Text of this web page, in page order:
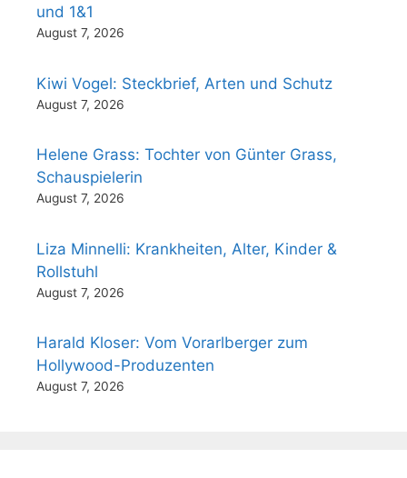
und 1&1
August 7, 2026
Kiwi Vogel: Steckbrief, Arten und Schutz
August 7, 2026
Helene Grass: Tochter von Günter Grass,
Schauspielerin
August 7, 2026
Liza Minnelli: Krankheiten, Alter, Kinder &
Rollstuhl
August 7, 2026
Harald Kloser: Vom Vorarlberger zum
Hollywood-Produzenten
August 7, 2026